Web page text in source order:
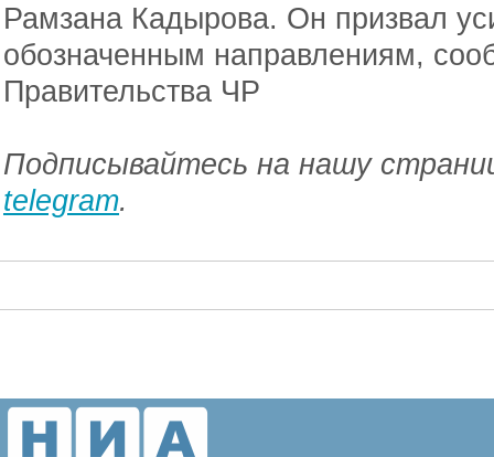
Рамзана Кадырова. Он призвал
обозначенным направлениям,
Правительства ЧР
Подписывайтесь на нашу
telegram.